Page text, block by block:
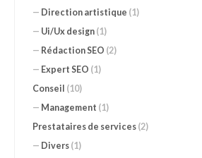
— Direction artistique (1)
— Ui/Ux design (1)
— Rédaction SEO (2)
— Expert SEO (1)
Conseil (10)
— Management (1)
Prestataires de services (2)
— Divers (1)